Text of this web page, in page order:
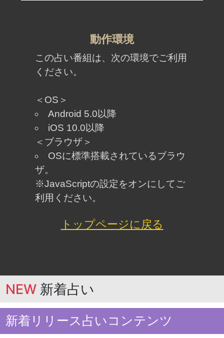
「うらなえる」について
特定商取引法に基づく表記
免責事項
よくある質問
お問い合わせ
(C) Telsys Network CO.,LTD.